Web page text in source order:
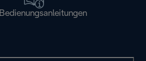
Bedienungsanleitungen